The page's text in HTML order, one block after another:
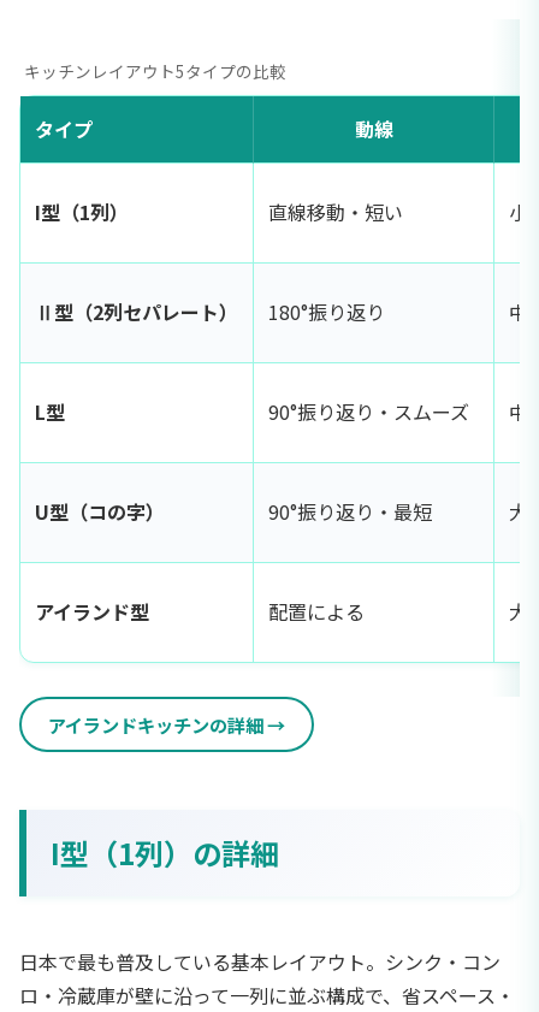
キッチンレイアウト5タイプの比較
タイプ 動線
I型（1列） 直線移動・短い 小
Ⅱ型（2列セパレート） 180°振り返り 中
L型 90°振り返り・スムーズ 中
U型（コの字） 90°振り返り・最短 大
アイランド型 配置による 大
アイランドキッチンの詳細
I型（1列）の詳細
日本で最も普及している基本レイアウト。シンク・コン
ロ・冷蔵庫が壁に沿って一列に並ぶ構成で、省スペース・